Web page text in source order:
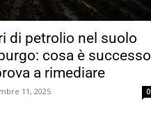
di petrolio nel suolo
cosa è successo
a rimediare
11, 2025 0